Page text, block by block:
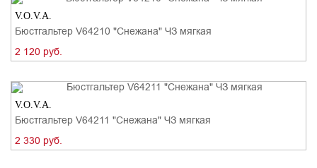
V.O.V.A.
Бюстгальтер V64210 "Снежана" ЧЗ мягкая
2 120 руб.
V.O.V.A.
Бюстгальтер V64211 "Снежана" ЧЗ мягкая
2 330 руб.